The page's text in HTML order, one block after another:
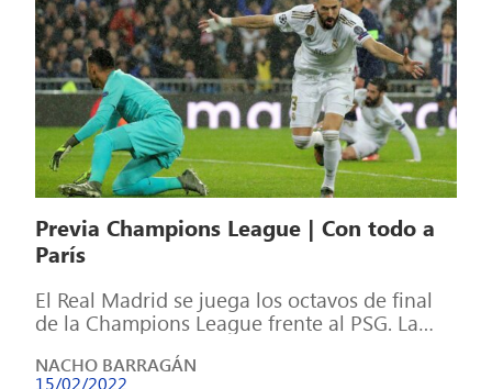
Previa Champions League | Con todo a
París
El Real Madrid se juega los octavos de final
de la Champions League frente al PSG. La
NACHO BARRAGÁN
15/02/2022